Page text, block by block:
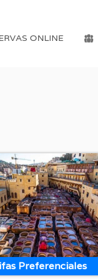
ONLINE
Preferenciales